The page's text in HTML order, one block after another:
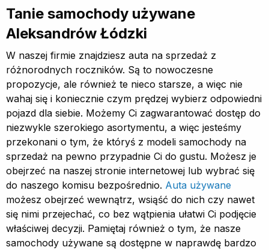
Tanie samochody używane
Aleksandrów Łódzki
W naszej firmie znajdziesz auta na sprzedaż z
różnorodnych roczników. Są to nowoczesne
propozycje, ale również te nieco starsze, a więc nie
wahaj się i koniecznie czym prędzej wybierz odpowiedni
pojazd dla siebie. Możemy Ci zagwarantować dostęp do
niezwykle szerokiego asortymentu, a więc jesteśmy
przekonani o tym, że któryś z modeli samochody na
sprzedaż na pewno przypadnie Ci do gustu. Możesz je
obejrzeć na naszej stronie internetowej lub wybrać się
do naszego komisu bezpośrednio. Auta używane
możesz obejrzeć wewnątrz, wsiąść do nich czy nawet
się nimi przejechać, co bez wątpienia ułatwi Ci podjęcie
właściwej decyzji. Pamiętaj również o tym, że nasze
samochody używane są dostępne w naprawdę bardzo